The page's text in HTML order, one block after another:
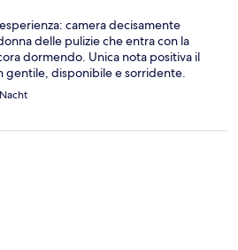
camera decisamente
delle pulizie che entra con la
dormendo. Unica nota positiva il
gentile, disponibile e sorridente.